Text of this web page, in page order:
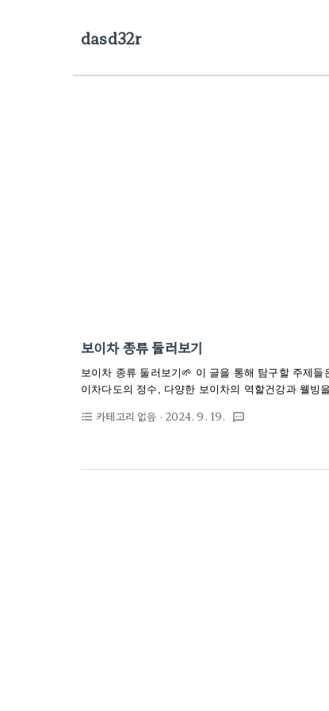
dasd32r
보이차 종류 둘러보기
보이차 종류 둘러보기🌱 이 글을 통해 탐구할 주제
이차다도의 정수, 다양한 보이차의 역할건강과 웰빙
녕하세요, 차 애호가들! 👋 이번 글에서는 다양한 종
퓨어 차의 세계로 여행해보세요.블렌드된 맛의 즐거
format_list_bulleted 카테고리 없음 · 2024. 9. 19. textsms